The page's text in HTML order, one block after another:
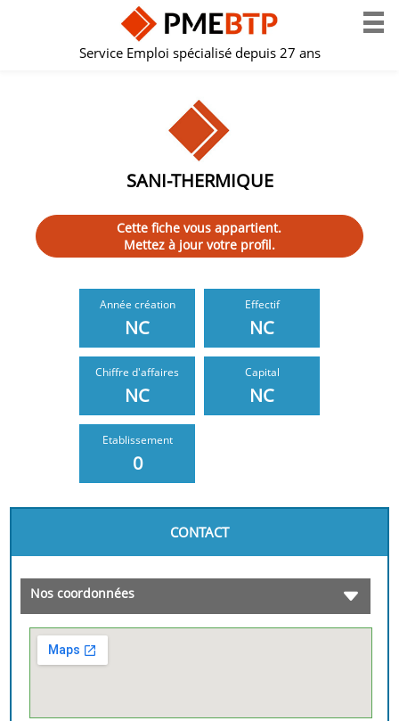
Service Emploi spécialisé depuis 27 ans
SANI-THERMIQUE
Cette fiche vous appartient.
Mettez à jour votre profil.
Année création
NC
Effectif
NC
Chiffre d'affaires
NC
Capital
NC
Etablissement
0
CONTACT
Nos coordonnées